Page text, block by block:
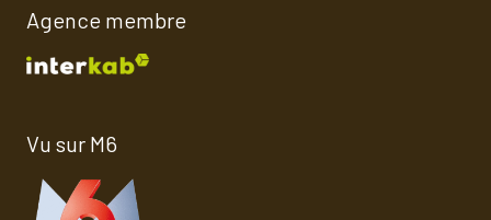
Agence membre
Vu sur M6